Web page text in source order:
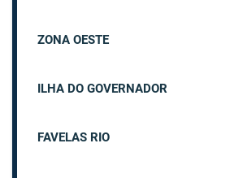
ZONA OESTE
ILHA DO GOVERNADOR
FAVELAS RIO